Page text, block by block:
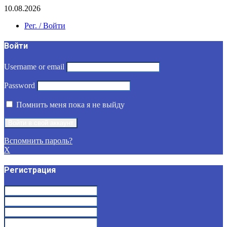
10.08.2026
Рег. / Войти
Войти
Username or email
Password
Помнить меня пока я не выйду
Вспомнить пароль?
X
Регистрация